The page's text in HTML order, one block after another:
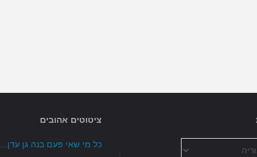
ציטוטים אהובים
כל מי שאי פעם בנה גן עדן...